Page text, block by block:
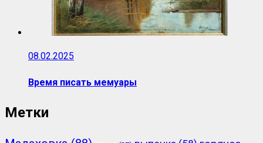
08.02.2025
Время писать мемуары
Метки